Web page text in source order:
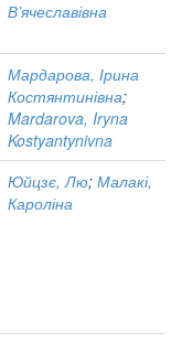
В’ячеславівна
Мардарова, Ірина
Костянтинівна;
Mardarova, Iryna
Kostyantynivna
Юйцзє, Лю; Малакі,
Кароліна